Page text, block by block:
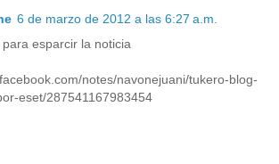
6 de marzo de 2012 a las 6:27 a.m.
esparcir la noticia
notes/navonejuani/tukero-blog-
eset/287541167983454